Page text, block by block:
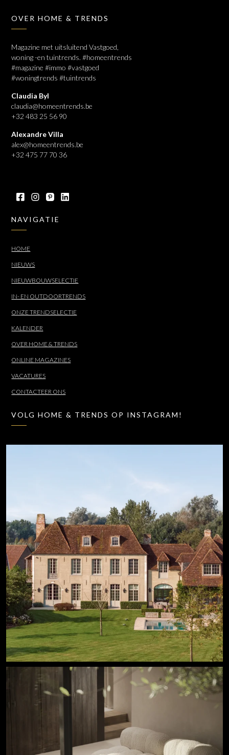
OVER HOME & TRENDS
Magazine met uitsluitend Vastgoed,
woning -en tuintrends. #homeentrends
#magazine #immo #vastgoed
#woningtrends #tuintrends
Claudia Byl
claudia@homeentrends.be
+32 483 25 56 90
Alexandre Villa
alex@homeentrends.be
+32 475 77 70 36
NAVIGATIE
HOME
NIEUWS
NIEUWBOUWSELECTIE
IN- EN OUTDOORTRENDS
ONZE TRENDSELECTIE
KALENDER
OVER HOME & TRENDS
ONLINE MAGAZINES
VACATURES
CONTACTEER ONS
VOLG HOME & TRENDS OP INSTAGRAM!